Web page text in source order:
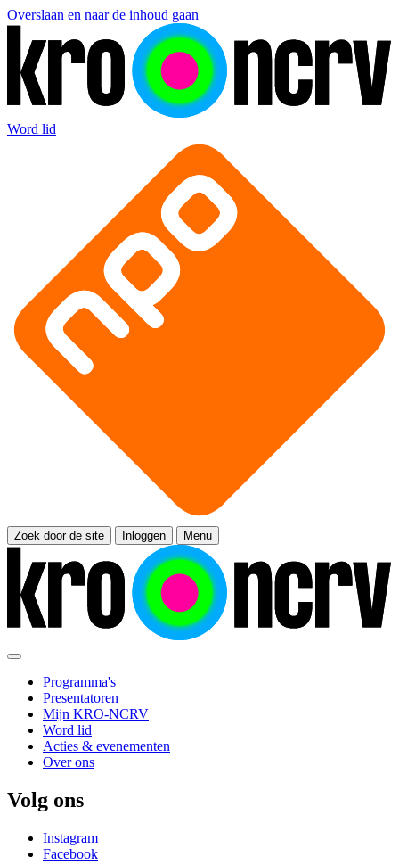
Overslaan en naar de inhoud gaan
Word lid
Zoek door de site Inloggen Menu
Programma's
Presentatoren
Mijn KRO-NCRV
Word lid
Acties & evenementen
Over ons
Volg ons
Instagram
Facebook